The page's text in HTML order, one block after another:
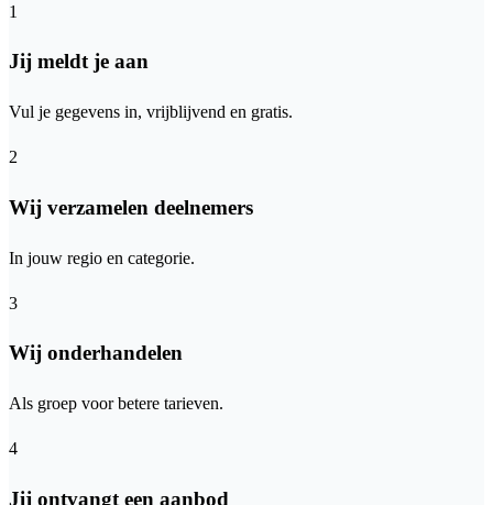
1
Jij meldt je aan
Vul je gegevens in, vrijblijvend en gratis.
2
Wij verzamelen deelnemers
In jouw regio en categorie.
3
Wij onderhandelen
Als groep voor betere tarieven.
4
Jij ontvangt een aanbod